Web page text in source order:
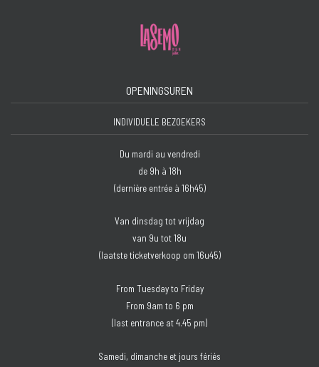
OPENINGSUREN
INDIVIDUELE BEZOEKERS
Du mardi au vendredi
de 9h à 18h
(dernière entrée à 16h45)
Van dinsdag tot vrijdag
van 9u tot 18u
(laatste ticketverkoop om 16u45)
From Tuesday to Friday
From 9am to 6 pm
(last entrance at 4.45 pm)
Samedi, dimanche et jours fériés